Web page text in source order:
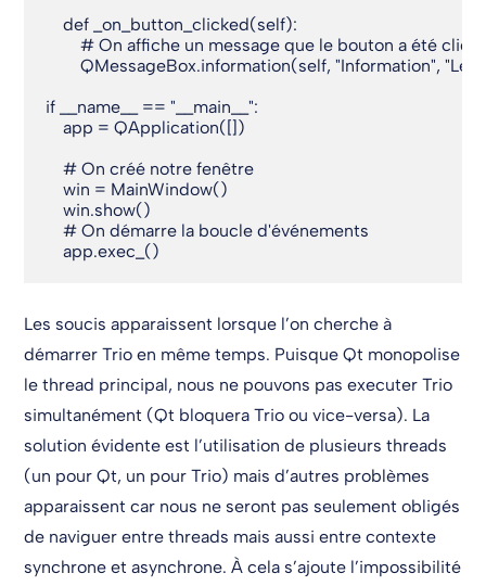
    def _on_button_clicked(self):
# On affiche un message que le bouton a été
QMessageBox.information(self, "Information", "Le
if __name__ == "__main__":
    app = QApplication([])
    # On créé notre fenêtre
    win = MainWindow()
    win.show()
    # On démarre la boucle d'événements
    app.exec_()
Les soucis apparaissent lorsque l’on cherche à
démarrer Trio en même temps. Puisque Qt monopolise
le thread principal, nous ne pouvons pas executer Trio
simultanément (Qt bloquera Trio ou vice-versa). La
solution évidente est l’utilisation de plusieurs threads
(un pour Qt, un pour Trio) mais d’autres problèmes
apparaissent car nous ne seront pas seulement obligés
de naviguer entre threads mais aussi entre contexte
synchrone et asynchrone. À cela s’ajoute l’impossibilité